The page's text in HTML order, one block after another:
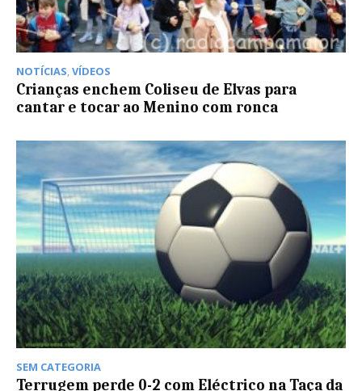
NOTÍCIAS,VÍDEOS
Crianças enchem Coliseu de Elvas para
cantar e tocar ao Menino com ronca
SEM CATEGORIA
Terrugem perde 0-2 com Eléctrico na Taça da